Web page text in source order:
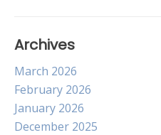
Archives
March 2026
February 2026
January 2026
December 2025